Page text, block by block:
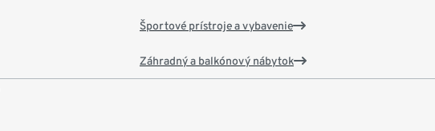
Športové prístroje a vybavenie
Záhradný a balkónový nábytok